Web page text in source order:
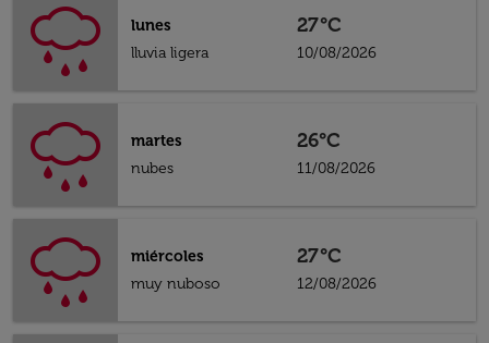
lunes
lluvia ligera
27°C
10/08/2026
martes
nubes
26°C
11/08/2026
miércoles
muy nuboso
27°C
12/08/2026